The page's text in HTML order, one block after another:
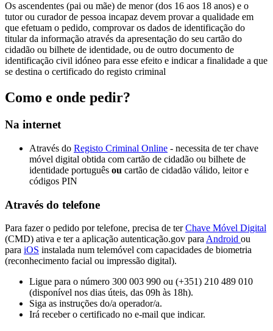
Os ascendentes (pai ou mãe) de menor (dos 16 aos 18 anos) e o
tutor ou curador de pessoa incapaz devem provar a qualidade em
que efetuam o pedido, comprovar os dados de identificação do
titular da informação através da apresentação do seu cartão do
cidadão ou bilhete de identidade, ou de outro documento de
identificação civil idóneo para esse efeito e indicar a finalidade a que
se destina o certificado do registo criminal
Como e onde pedir?
Na internet
Através do Registo Criminal Online - necessita de ter chave
móvel digital obtida com cartão de cidadão ou bilhete de
identidade português ou cartão de cidadão válido, leitor e
códigos PIN
Através do telefone
Para fazer o pedido por telefone, precisa de terChave Móvel Digital
(CMD) ativa e ter a aplicação autenticação.gov para Android ou
para iOS instalada num telemóvel com capacidades de biometria
(reconhecimento facial ou impressão digital).
Ligue para o número 300 003 990 ou (+351) 210 489 010
(disponível nos dias úteis, das 09h às 18h).
Siga as instruções do/a operador/a.
Irá receber o certificado no e-mail que indicar.